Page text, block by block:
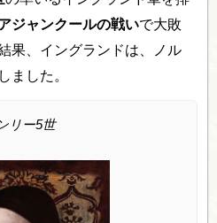
ジャンクールの戦いで大敗
果、イングランドは、ノル
ました。
リー5世